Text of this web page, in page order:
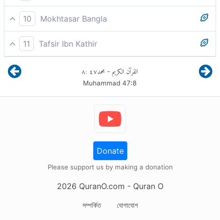
আর যারা কাফের, তাদের জন্য দুর্গতি রয়েছে এবং তিনি তাদের কর্ম নিষ্ফল করে
দেবেন।
10 Mokhtasar Bangla
৮. আর যারা আল্লাহ ও তদীয় রাসূলকে অবিশ্বাস করেছে তাদের জন্য রয়েছে ক্ষতি
ও ধ্বংস। আল্লাহ তাদের আমলের প্রতিদান বাতিল বলে ঘোষণা করেছেন।
11 Tafsir Ibn Kathir
Please check ayah 47:9 for complete tafsir.
القرآن الكريم - محمد٤٧ :٨
Muhammad 47:8
Donate
Please support us by making a donation
2026 QuranO.com - Quran O
সম্পর্কিত যোগাযোগ